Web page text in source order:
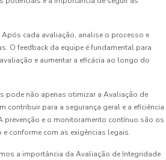
Após cada avaliação, analise o processo e
O feedback da equipe é fundamental para
e aumentar a eficácia ao longo do
pode não apenas otimizar a Avaliação de
contribuir para a segurança geral e a eficiência
prevenção e o monitoramento contínuo são os
conforme com as exigências legais.
a importância da Avaliação de Integridade